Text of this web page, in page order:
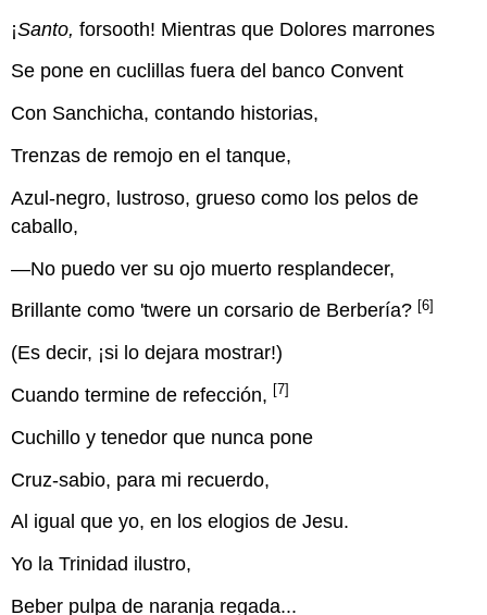
¡Santo, forsooth! Mientras que Dolores marrones
Se pone en cuclillas fuera del banco Convent
Con Sanchicha, contando historias,
Trenzas de remojo en el tanque,
Azul-negro, lustroso, grueso como los pelos de
caballo,
—No puedo ver su ojo muerto resplandecer,
Brillante como 'twere un corsario de Berbería? [6]
(Es decir, ¡si lo dejara mostrar!)
Cuando termine de refección, [7]
Cuchillo y tenedor que nunca pone
Cruz-sabio, para mi recuerdo,
Al igual que yo, en los elogios de Jesu.
Yo la Trinidad ilustro,
Beber pulpa de naranja regada...